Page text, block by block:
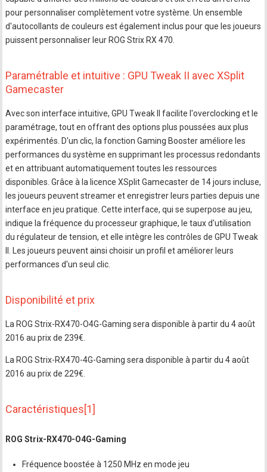
pour personnaliser complètement votre système. Un ensemble
d'autocollants de couleurs est également inclus pour que les joueurs
puissent personnaliser leur ROG Strix RX 470.
Paramétrable et intuitive : GPU Tweak II avec XSplit
Gamecaster
Avec son interface intuitive, GPU Tweak II facilite l'overclocking et le
paramétrage, tout en offrant des options plus poussées aux plus
expérimentés. D'un clic, la fonction Gaming Booster améliore les
performances du système en supprimant les processus redondants
et en attribuant automatiquement toutes les ressources
disponibles. Grâce à la licence XSplit Gamecaster de 14 jours incluse,
les joueurs peuvent streamer et enregistrer leurs parties depuis une
interface en jeu pratique. Cette interface, qui se superpose au jeu,
indique la fréquence du processeur graphique, le taux d'utilisation
du régulateur de tension, et elle intègre les contrôles de GPU Tweak
II. Les joueurs peuvent ainsi choisir un profil et améliorer leurs
performances d'un seul clic.
Disponibilité et prix
La ROG Strix-RX470-O4G-Gaming sera disponible à partir du 4 août
2016 au prix de 239€.
La ROG Strix-RX470-4G-Gaming sera disponible à partir du 4 août
2016 au prix de 229€.
Caractéristiques[1]
ROG Strix-RX470-O4G-Gaming
Fréquence boostée à 1250 MHz en mode jeu